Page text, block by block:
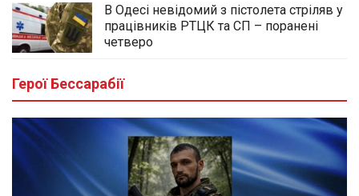
В Одесі невідомий з пістолета стріляв у
працівників РТЦК та СП – поранені
четверо
Герої Бессарабії